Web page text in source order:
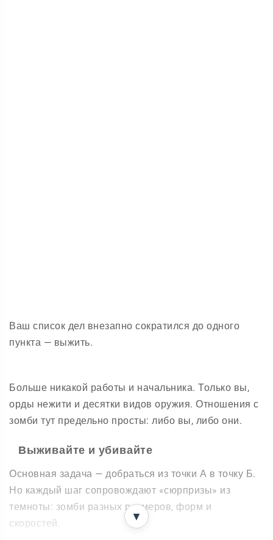
Ваш список дел внезапно сократился до одного
пункта — выжить.
Больше никакой работы и начальника. Только вы,
орды нежити и десятки видов оружия. Отношения с
зомби тут предельно просты: либо вы, либо они.
Выживайте и убивайте
Основная задача — добраться из точки А в точку Б.
Но каждый шаг сопровождают «сюрпризы» из
темноты: зомби разных размеров, форм и
скоростей.
▼